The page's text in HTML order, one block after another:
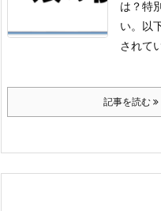
は？特
い。 以
されて
記事を読む